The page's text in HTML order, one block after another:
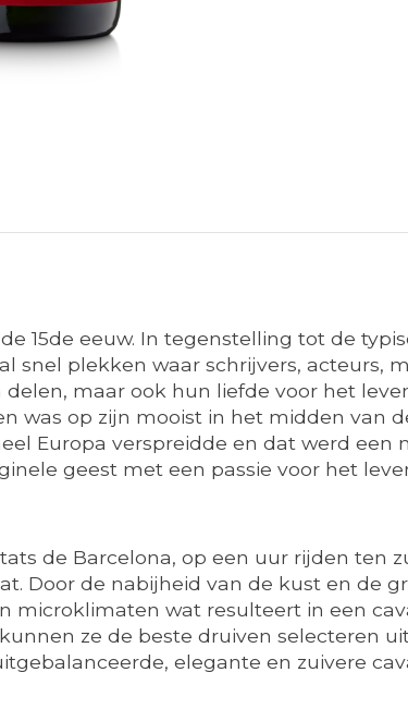
15de eeuw. In tegenstelling tot de
snel plekken waar schrijvers,
maar ook hun liefde voor het
was op zijn mooist in het midden van
Europa verspreidde en dat werd
geest met een passie voor het
de Barcelona, ​​op een uur rijden ten
Door de nabijheid van de kust en de
microklimaten wat resulteert in een
ze de beste druiven selecteren
elegante en zuivere